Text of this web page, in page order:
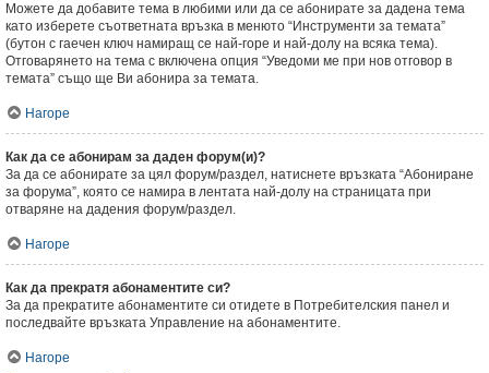
Можете да добавите тема в любими или да се абонирате за дадена тема
като изберете съответната връзка в менюто “Инструменти за темата”
(бутон с гаечен ключ намиращ се най-горе и най-долу на всяка тема).
Отговарянето на тема с включена опция “Уведоми ме при нов отговор в
темата” също ще Ви абонира за темата.
Нагоре
Как да се абонирам за даден форум(и)?
За да се абонирате за цял форум/раздел, натиснете връзката “Абониране
за форума”, която се намира в лентата най-долу на страницата при
отваряне на дадения форум/раздел.
Нагоре
Как да прекратя абонаментите си?
За да прекратите абонаментите си отидете в Потребителския панел и
последвайте връзката Управление на абонаментите.
Нагоре